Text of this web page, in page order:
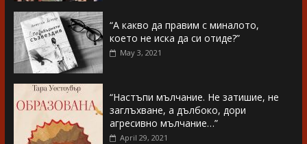
“А какво да правим с миналото,
което не иска да си отиде?”
May 3, 2021
“Настъпи мълчание. Не затишие, не
заглъхване, а дълбоко, дори
агресивно мълчание…”
April 29, 2021